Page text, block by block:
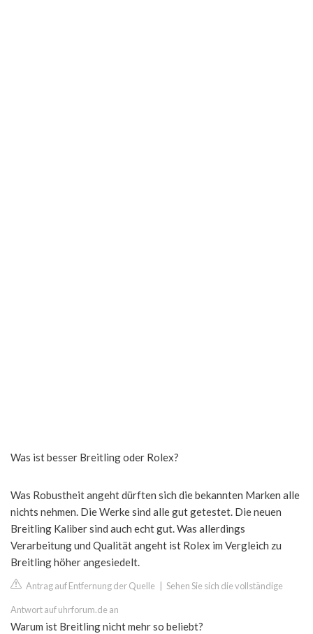
Was ist besser Breitling oder Rolex?
Was Robustheit angeht dürften sich die bekannten Marken alle
nichts nehmen. Die Werke sind alle gut getestet. Die neuen
Breitling Kaliber sind auch echt gut. Was allerdings
Verarbeitung und Qualität angeht ist Rolex im Vergleich zu
Breitling höher angesiedelt.
Antrag auf Entfernung der Quelle Sehen Sie sich die vollständige
Antwort auf uhrforum.de an
Warum ist Breitling nicht mehr so beliebt?